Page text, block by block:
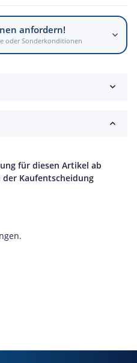
anfordern!
oder Sonderkonditionen
für diesen Artikel ab
der Kaufentscheidung